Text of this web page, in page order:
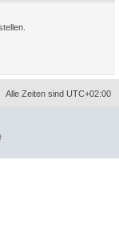
Alle Zeiten sind UTC+02:00